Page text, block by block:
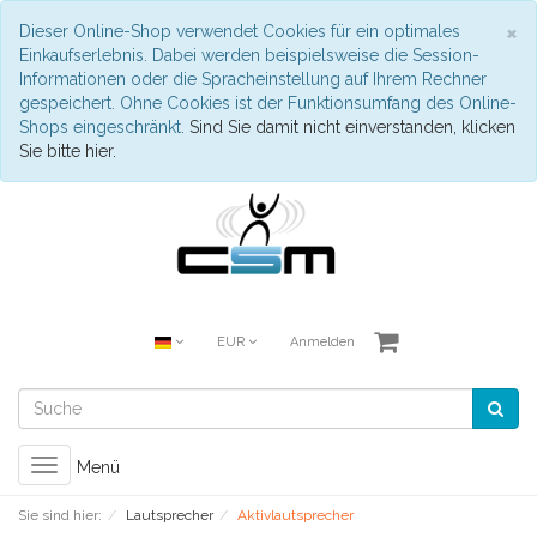
×
Dieser Online-Shop verwendet Cookies für ein optimales
Einkaufserlebnis. Dabei werden beispielsweise die Session-
Informationen oder die Spracheinstellung auf Ihrem Rechner
gespeichert. Ohne Cookies ist der Funktionsumfang des Online-
Shops eingeschränkt. Sind Sie damit nicht einverstanden, klicken
Sie bitte hier.
EUR Anmelden
Toggle
navigation
Menü
Sie sind hier: Lautsprecher Aktivlautsprecher